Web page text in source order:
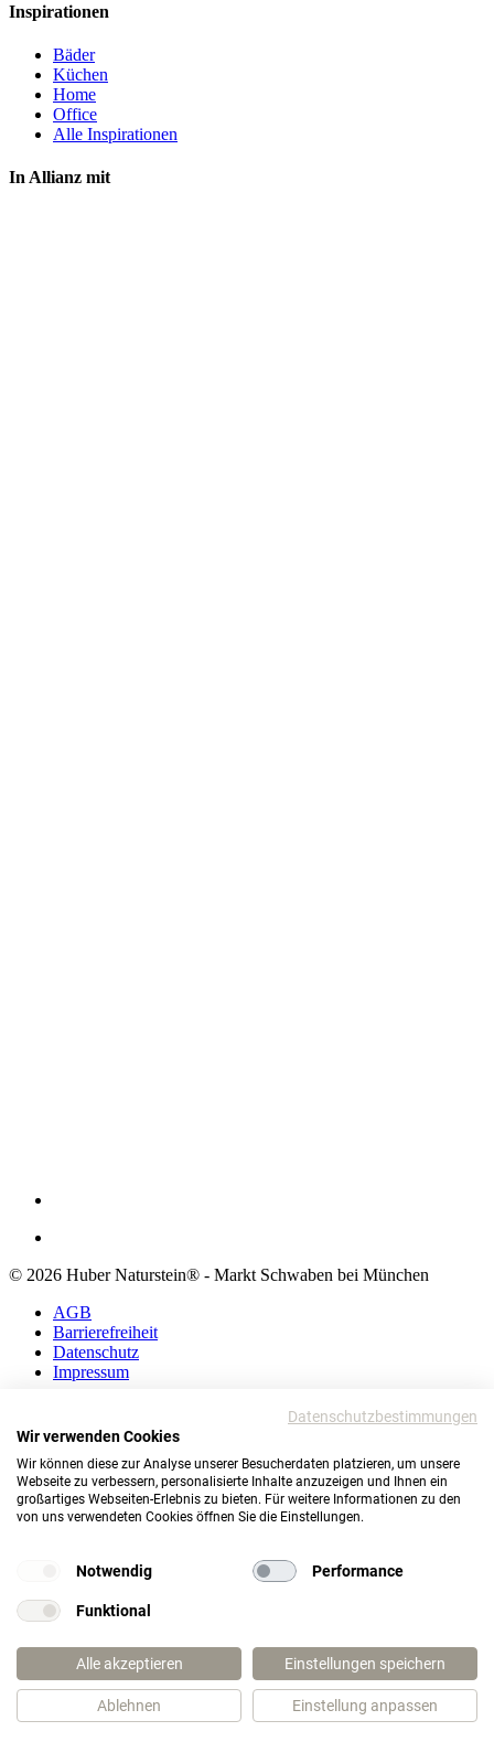
Inspirationen
Bäder
Küchen
Home
Office
Alle Inspirationen
In Allianz mit
© 2026 Huber Naturstein® - Markt Schwaben bei München
AGB
Barrierefreiheit
Datenschutz
Impressum
Barrierefreiheit
Impressum
© 2026 Huber Naturstein®
Markt Schwaben bei München
Datenschutzbestimmungen
Wir verwenden Cookies
Wir können diese zur Analyse unserer Besucherdaten platzieren, um unsere
Webseite zu verbessern, personalisierte Inhalte anzuzeigen und Ihnen ein
großartiges Webseiten-Erlebnis zu bieten. Für weitere Informationen zu den
von uns verwendeten Cookies öffnen Sie die Einstellungen.
Notwendig Performance
Funktional
Alle akzeptieren Einstellungen speichern
Ablehnen Einstellung anpassen